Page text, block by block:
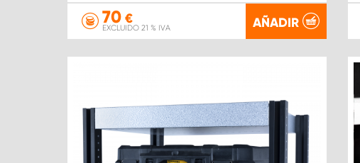
70 €
EXCLUIDO 21 % IVA AÑADIR